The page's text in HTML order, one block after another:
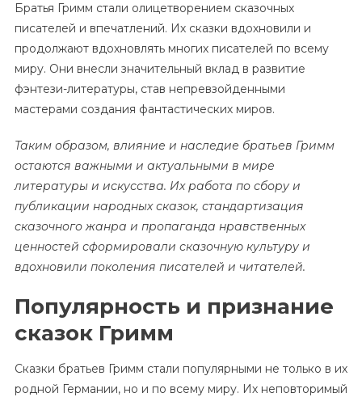
Братья Гримм стали олицетворением сказочных
писателей и впечатлений. Их сказки вдохновили и
продолжают вдохновлять многих писателей по всему
миру. Они внесли значительный вклад в развитие
фэнтези-литературы, став непревзойденными
мастерами создания фантастических миров.
Таким образом, влияние и наследие братьев Гримм
остаются важными и актуальными в мире
литературы и искусства. Их работа по сбору и
публикации народных сказок, стандартизация
сказочного жанра и пропаганда нравственных
ценностей сформировали сказочную культуру и
вдохновили поколения писателей и читателей.
Популярность и признание
сказок Гримм
Сказки братьев Гримм стали популярными не только в их
родной Германии, но и по всему миру. Их неповторимый